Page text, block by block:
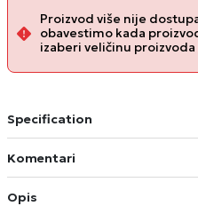
Proizvod više nije
obavestimo kada
izaberi veličinu
Specification
Komentari
Opis